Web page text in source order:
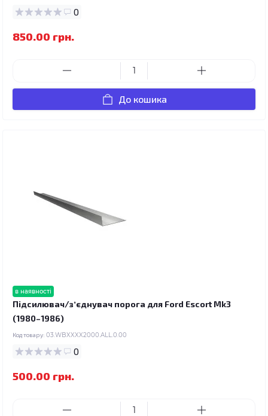
0
850.00 грн.
До кошика
в наявності
Підсилювач/зʼєднувач порога для Ford Escort Mk3
(1980–1986)
Код товару: 03.WBXXXX2000.ALL.0.00
0
500.00 грн.